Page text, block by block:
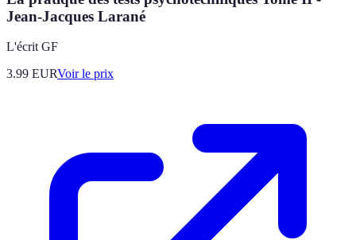
Jean-Jacques Larané
L'écrit GF
3.99 EURVoir le prix